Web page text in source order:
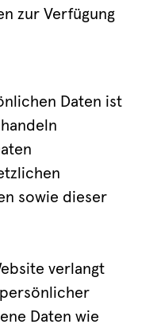
zur Verfügung
Daten ist
sowie dieser
verlangt
Daten wie